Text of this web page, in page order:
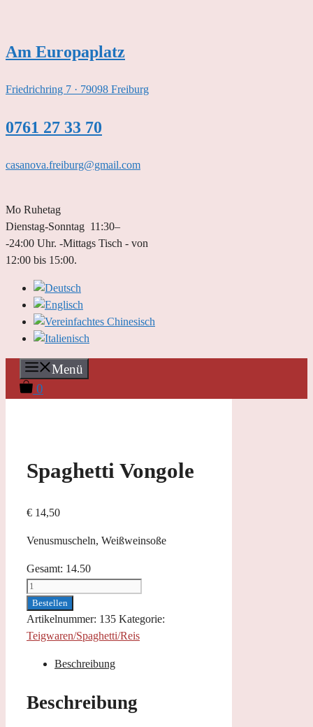
springen
Am Europaplatz
Friedrichring 7 · 79098 Freiburg
0761 27 33 70
casanova.freiburg@gmail.com
Mo Ruhetag
Dienstag-Sonntag 11:30–
-24:00 Uhr. -Mittags Tisch - von
12:00 bis 15:00.
Menü
0
Spaghetti Vongole
€ 14,50
Venusmuscheln, Weißweinsoße
Gesamt: 14.50
Spaghetti
Vongole
Menge
Bestellen
Artikelnummer: 135 Kategorie:
Teigwaren/Spaghetti/Reis
Beschreibung
Beschreibung